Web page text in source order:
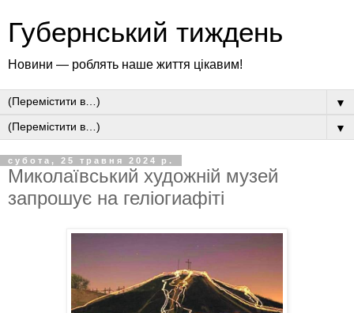
Губернський тиждень
Новини — роблять наше життя цікавим!
▼
▼
субота, 25 травня 2024 р.
Миколаївський художній музей
запрошує на геліогиафіті